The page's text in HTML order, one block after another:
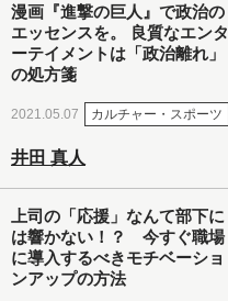
漫画『進撃の巨人』で政治の
エッセンスを。 良質なエンタ
ーテイメントは「政治離れ」
の処方箋
2021.05.07 カルチャー・スポーツ
井田 真人
上司の「応援」なんて部下に
は響かない！？ 今すぐ職場
に導入するべきモチベーショ
ンアップの方法